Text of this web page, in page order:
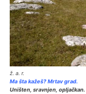
ž. a. r.
Ma šta kažeš? Mrtav grad.
Uništen, sravnjen, opljačkan.